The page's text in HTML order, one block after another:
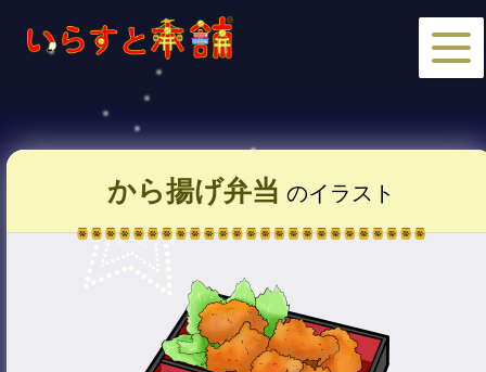
から揚げ弁当 のイラスト